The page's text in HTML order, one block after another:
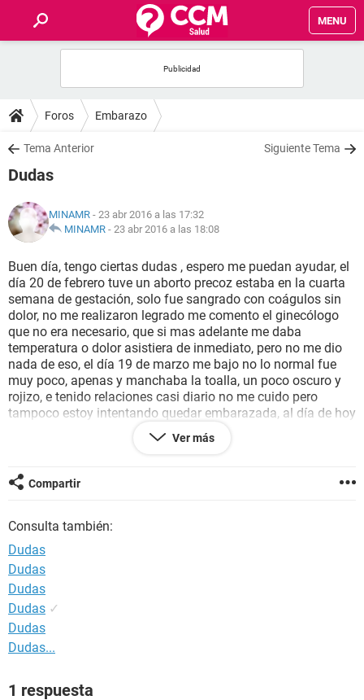
MENU
FOROS
SALUD
NUTRICIÓN
BIENESTAR
SEXUALIDAD
GLOSARIO
Foros Embarazo
Tema Anterior Siguiente Tema
Dudas
MINAMR - 23 abr 2016 a las 17:32
MINAMR - 23 abr 2016 a las 18:08
Buen día, tengo ciertas dudas , espero me puedan ayudar, el
día 20 de febrero tuve un aborto precoz estaba en la cuarta
semana de gestación, solo fue sangrado con coágulos sin
dolor, no me realizaron legrado me comento el ginecólogo
que no era necesario, que si mas adelante me daba
temperatura o dolor asistiera de inmediato, pero no me dio
nada de eso, el día 19 de marzo me bajo no lo normal fue
muy poco, apenas y manchaba la toalla, un poco oscuro y
rojizo, e tenido relaciones casi diario no me cuido pero
tampoco estoy intentando quedar embarazada, al día de hoy
23 de abril no me a llegado mi menstruación, cabe
mencionar que en los últimos 2 años me baja cada 20 de
día de hoy no me baja, me realice una prueba casera de esas
económicas y el resultado es negativo, que me podría estar
Ver más
Compartir
Consulta también:
Dudas
Dudas
Dudas
Dudas ✓
Dudas
Dudas...
1 respuesta